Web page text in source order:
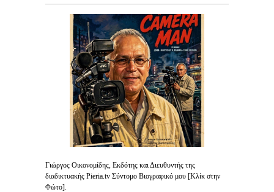
Γιώργος Οικονομίδης, Εκδότης και Διευθυντής της
διαδικτυακής Pieria.tv Σύντομο Βιογραφικό μου [Κλίκ στην
Φώτο].